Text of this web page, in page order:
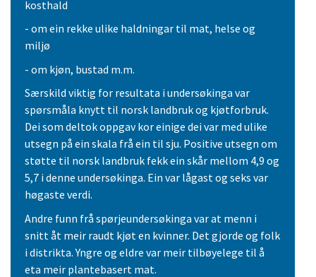
kosthald
- om ein rekke ulike haldningar til mat, helse og
miljø
- om kjøn, bustad m.m.
Særskild viktig for resultata i undersøkinga var
spørsmåla knytt til norsk landbruk og kjøtforbruk.
Dei som deltok oppgav kor einige dei var med ulike
utsegn på ein skala frå ein til sju. Positive utsegn om
støtte til norsk landbruk fekk ein skår mellom 4,9 og
5,7 i denne undersøkinga. Ein var lågast og seks var
høgaste verdi.
Andre funn frå spørjeundersøkinga var at menn i
snitt åt meir raudt kjøt en kvinner. Det gjorde og folk
i distrikta. Yngre og eldre var meir tilbøyelege til å
eta meir plantebasert mat.